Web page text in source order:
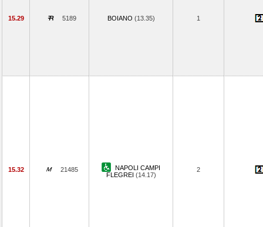
15.29 5189 BOIANO (13.35) 1
15.32 21485
NAPOLI CAMPI
FLEGREI (14.17)
2